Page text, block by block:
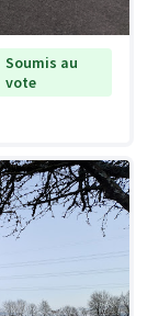
Soumis au
vote